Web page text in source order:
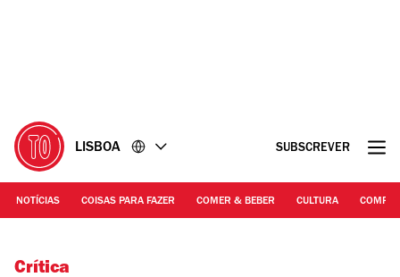
LISBOA SUBSCREVER
NOTÍCIAS COISAS PARA FAZER COMER & BEBER CULTURA
Ricardo Lopes
Crítica